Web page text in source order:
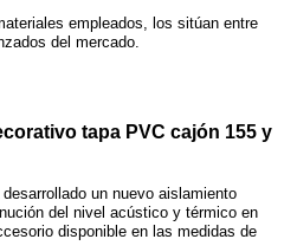
empleados, los sitúan entre
del mercado.
tapa PVC cajón 155 y
un nuevo aislamiento
del nivel acústico y térmico en
disponible en las medidas de